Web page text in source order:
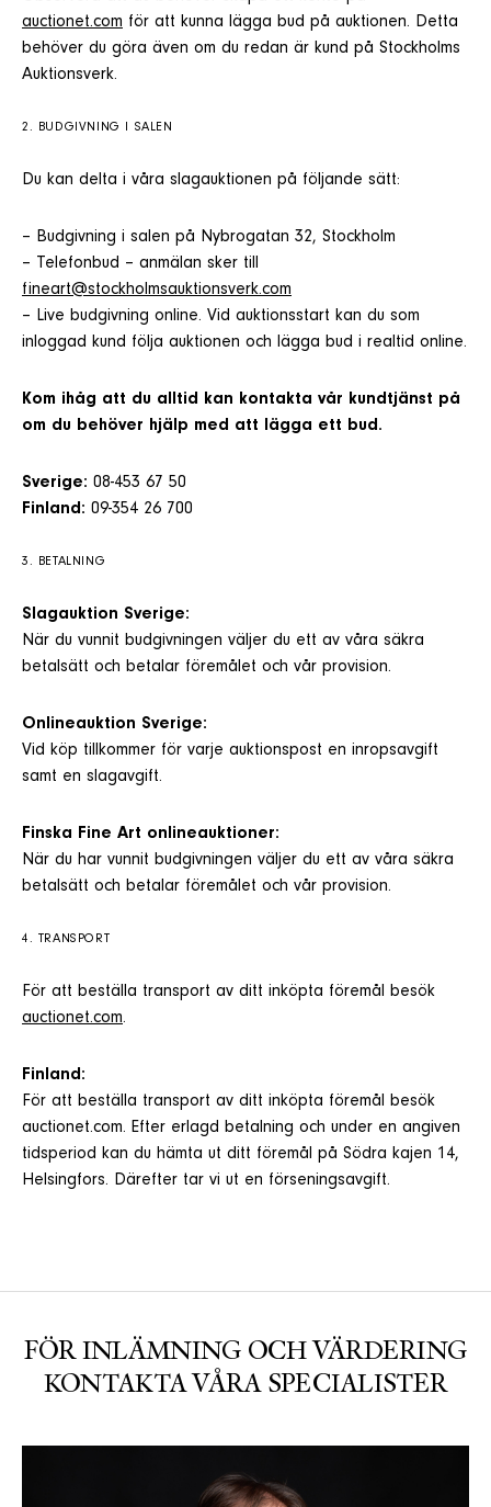
auctionet.com för att kunna lägga bud på auktionen. Detta
behöver du göra även om du redan är kund på Stockholms
Auktionsverk.
2. BUDGIVNING I SALEN
Du kan delta i våra slagauktionen på följande sätt:
– Budgivning i salen på Nybrogatan 32, Stockholm
– Telefonbud – anmälan sker till
fineart@stockholmsauktionsverk.com
– Live budgivning online. Vid auktionsstart kan du som
inloggad kund följa auktionen och lägga bud i realtid online.
Kom ihåg att du alltid kan kontakta vår kundtjänst på
om du behöver hjälp med att lägga ett bud.
Sverige: 08-453 67 50
Finland: 09-354 26 700
3. BETALNING
Slagauktion Sverige:
När du vunnit budgivningen väljer du ett av våra säkra
betalsätt och betalar föremålet och vår provision.
Onlineauktion Sverige:
Vid köp tillkommer för varje auktionspost en inropsavgift
samt en slagavgift.
Finska Fine Art onlineauktioner:
När du har vunnit budgivningen väljer du ett av våra säkra
betalsätt och betalar föremålet och vår provision.
4. TRANSPORT
För att beställa transport av ditt inköpta föremål besök
auctionet.com.
Finland:
För att beställa transport av ditt inköpta föremål besök
auctionet.com. Efter erlagd betalning och under en angiven
tidsperiod kan du hämta ut ditt föremål på Södra kajen 14,
Helsingfors. Därefter tar vi ut en förseningsavgift.
FÖR INLÄMNING OCH VÄRDERING
KONTAKTA VÅRA SPECIALISTER